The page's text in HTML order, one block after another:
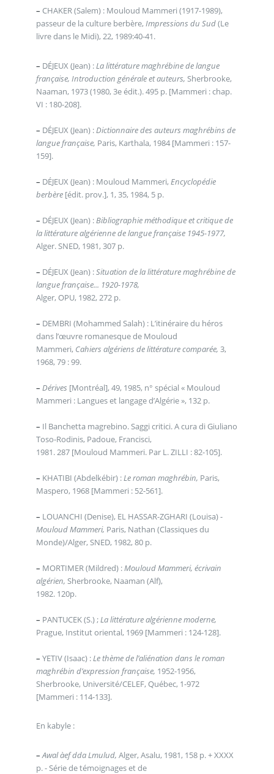
– CHAKER (Salem) : Mouloud Mammeri (1917-1989),
passeur de la culture berbère, Impressions du Sud(Le
livre dans le Midi), 22, 1989:40-41.
– DÉJEUX (Jean) :La littérature maghrébine de langue
française, Introduction générale et auteurs, Sherbrooke,
Naaman, 1973 (1980, 3e édit.). 495 p. [Mammeri : chap.
VI : 180-208].
– DÉJEUX (Jean) :Dictionnaire des auteurs maghrébins de
langue française, Paris, Karthala, 1984 [Mammeri : 157-
159].
– DÉJEUX (Jean) : Mouloud Mammeri, Encyclopédie
berbère[édit. prov.], 1, 35, 1984, 5 p.
– DÉJEUX (Jean) :Bibliographie méthodique et critique de
la littérature algérienne de langue française 1945-1977,
Alger. SNED, 1981, 307 p.
– DÉJEUX (Jean) :Situation de la littérature maghrébine de
langue française... 1920-1978,
Alger, OPU, 1982, 272 p.
– DEMBRI (Mohammed Salah) : L’itinéraire du héros
dans l’œuvre romanesque de Mouloud
Mammeri, Cahiers algériens de littérature comparée, 3,
1968, 79 : 99.
– Dérives [Montréal], 49, 1985, n° spécial « Mouloud
Mammeri : Langues et langage d’Algérie », 132 p.
– Il Banchetta magrebino. Saggi critici. A cura di Giuliano
Toso-Rodinis, Padoue, Francisci,
1981. 287 [Mouloud Mammeri. Par L. ZILLI : 82-105].
– KHATIBI (Abdelkébir) :Le roman maghrébin, Paris,
Maspero, 1968 [Mammeri : 52-561].
– LOUANCHI (Denise), EL HASSAR-ZGHARI (Louisa) -
Mouloud Mammeri, Paris, Nathan (Classiques du
Monde)/Alger, SNED, 1982, 80 p.
– MORTIMER (Mildred) :Mouloud Mammeri, écrivain
algérien, Sherbrooke, Naaman (Alf),
1982. 120p.
– PANTUCEK (S.) ;La littérature algérienne moderne,
Prague, Institut oriental, 1969 [Mammeri : 124-128].
– YETIV (Isaac) :Le thème de l’aliénation dans le roman
maghrébin d’expression française, 1952-1956,
Sherbrooke, Université/CELEF, Québec, 1-972
[Mammeri : 114-133].
En kabyle :
– Awal àef dda Lmulud, Alger, Asalu, 1981, 158 p. + XXXX
p. - Série de témoignages et de